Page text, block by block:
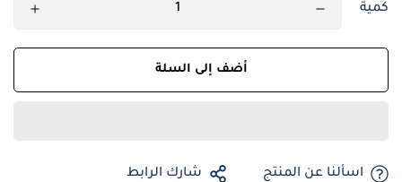
كمية
أضف إلى السلة
اسألنا عن المنتج شارك الرابط
Confirm your age